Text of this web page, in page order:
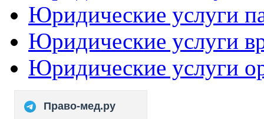
Юридические услуги
Юридические услуги
Юридические услуги
Право-мед.ру